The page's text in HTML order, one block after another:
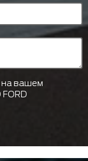
на вашем